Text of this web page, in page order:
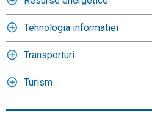
Tehnologia informatiei
Transporturi
Turism